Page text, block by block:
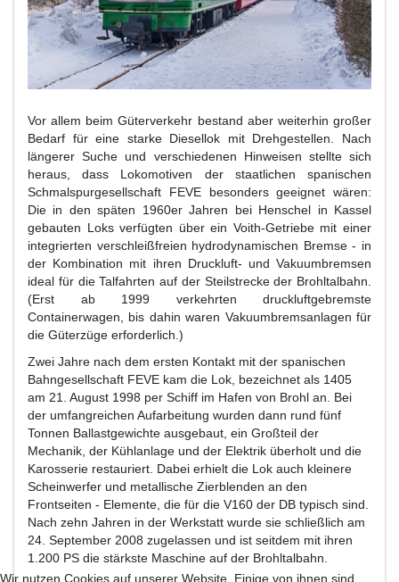
Vor allem beim Güterverkehr bestand aber weiterhin großer
Bedarf für eine starke Diesellok mit Drehgestellen. Nach
längerer Suche und verschiedenen Hinweisen stellte sich
heraus, dass Lokomotiven der staatlichen spanischen
Schmalspurgesellschaft FEVE besonders geeignet wären:
Die in den späten 1960er Jahren bei Henschel in Kassel
gebauten Loks verfügten über ein Voith-Getriebe mit einer
integrierten verschleißfreien hydrodynamischen Bremse - in
der Kombination mit ihren Druckluft- und Vakuumbremsen
ideal für die Talfahrten auf der Steilstrecke der Brohltalbahn.
(Erst ab 1999 verkehrten druckluftgebremste
Containerwagen, bis dahin waren Vakuumbremsanlagen für
die Güterzüge erforderlich.)
Zwei Jahre nach dem ersten Kontakt mit der spanischen
Bahngesellschaft FEVE kam die Lok, bezeichnet als 1405
am 21. August 1998 per Schiff im Hafen von Brohl an. Bei
der umfangreichen Aufarbeitung wurden dann rund fünf
Tonnen Ballastgewichte ausgebaut, ein Großteil der
Mechanik, der Kühlanlage und der Elektrik überholt und die
Karosserie restauriert. Dabei erhielt die Lok auch kleinere
Scheinwerfer und metallische Zierblenden an den
Frontseiten - Elemente, die für die V160 der DB typisch sind.
Nach zehn Jahren in der Werkstatt wurde sie schließlich am
24. September 2008 zugelassen und ist seitdem mit ihren
1.200 PS die stärkste Maschine auf der Brohltalbahn.
Wir nutzen Cookies auf unserer Website. Einige von ihnen sind